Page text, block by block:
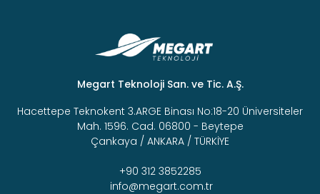
Megart Teknoloji San. ve Tic. A.Ş.
Hacettepe Teknokent 3.ARGE Binası No:18-20 Üniversiteler
Mah. 1596. Cad. 06800 - Beytepe
Çankaya / ANKARA / TÜRKİYE
+90 312 3852285
info@megart.com.tr